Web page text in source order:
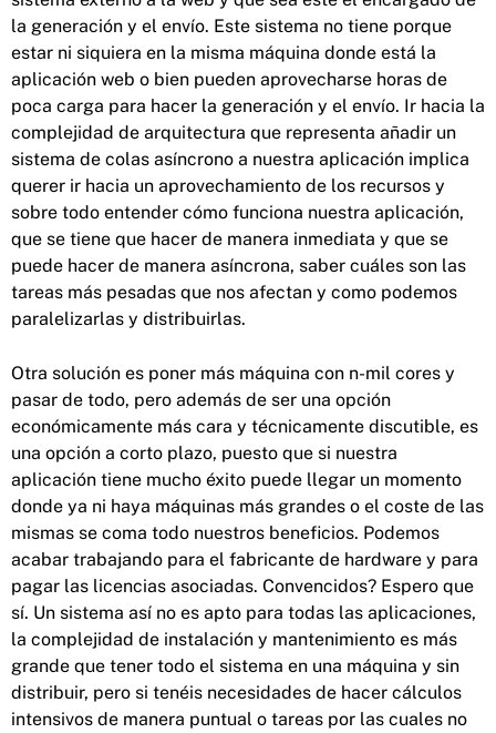
la generación y el envío. Este sistema no tiene porque
estar ni siquiera en la misma máquina donde está la
aplicación web o bien pueden aprovecharse horas de
poca carga para hacer la generación y el envío. Ir hacia la
complejidad de arquitectura que representa añadir un
sistema de colas asíncrono a nuestra aplicación implica
querer ir hacia un aprovechamiento de los recursos y
sobre todo entender cómo funciona nuestra aplicación,
que se tiene que hacer de manera inmediata y que se
puede hacer de manera asíncrona, saber cuáles son las
tareas más pesadas que nos afectan y como podemos
paralelizarlas y distribuirlas.
Otra solución es poner más máquina con n-mil cores y
pasar de todo, pero además de ser una opción
económicamente más cara y técnicamente discutible, es
una opción a corto plazo, puesto que si nuestra
aplicación tiene mucho éxito puede llegar un momento
donde ya ni haya máquinas más grandes o el coste de las
mismas se coma todo nuestros beneficios. Podemos
acabar trabajando para el fabricante de hardware y para
pagar las licencias asociadas. Convencidos? Espero que
sí. Un sistema así no es apto para todas las aplicaciones,
la complejidad de instalación y mantenimiento es más
grande que tener todo el sistema en una máquina y sin
distribuir, pero si tenéis necesidades de hacer cálculos
intensivos de manera puntual o tareas por las cuales no